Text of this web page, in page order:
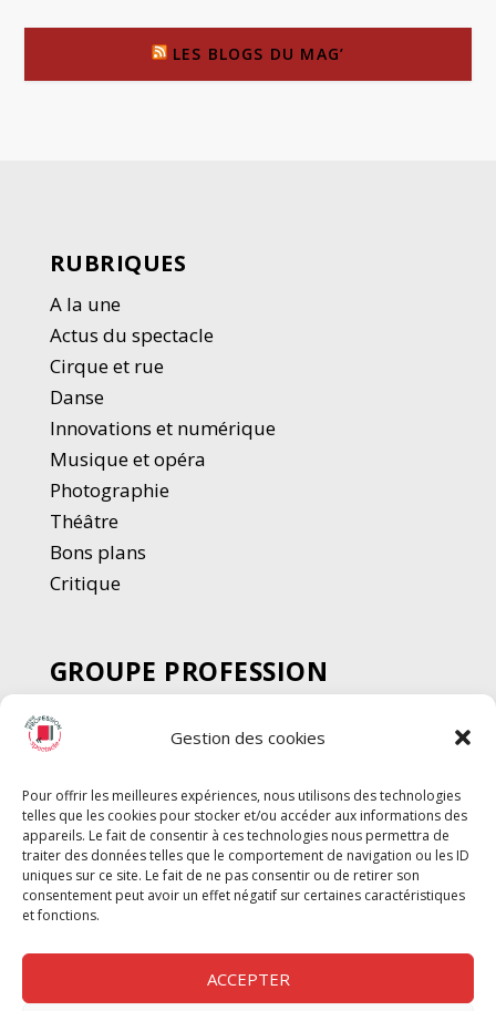
Gestion des cookies
Pour offrir les meilleures expériences, nous utilisons des technologies
telles que les cookies pour stocker et/ou accéder aux informations des
appareils. Le fait de consentir à ces technologies nous permettra de
traiter des données telles que le comportement de navigation ou les ID
uniques sur ce site. Le fait de ne pas consentir ou de retirer son
consentement peut avoir un effet négatif sur certaines caractéristiques
et fonctions.
ACCEPTER
LES BLOGS DU MAG’
RUBRIQUES
A la une
Actus du spectacle
Cirque et rue
Danse
Innovations et numérique
Musique et opéra
Photographie
Théâtre
Bons plans
Critique
GROUPE PROFESSION
SPECTACLE
Chèque Intermittents
Chèque Compta
Chèque Emploi Spectacle
G-Pods
Profession Audio-visuel